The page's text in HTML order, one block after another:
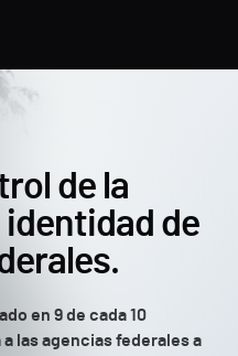
de la
identidad de
en 9 de cada 10
las agencias federales a